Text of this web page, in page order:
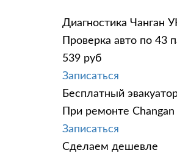
Диагностика Чанган
Проверка авто по 43
539 руб
Записаться
Бесплатный
При ремонте
Записаться
Сделаем дешевле